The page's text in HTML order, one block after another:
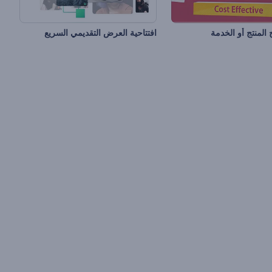
المنتج أو الخدمة افتتاحية العرض التقديمي السريع